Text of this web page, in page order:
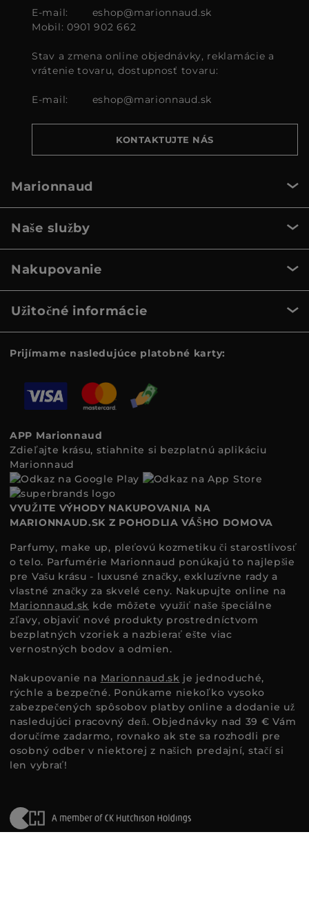
E-mail:
eshop@marionnaud.sk
Mobil: 0901 902 662
Stav a zmena online objednávky, reklamácie a
vrátenie tovaru, dostupnosť tovaru:
E-mail: eshop@marionnaud.sk
KONTAKTUJTE NÁS
Marionnaud
Naše služby
Nakupovanie
Užitočné informácie
Prijímame nasledujúce platobné karty:
APP Marionnaud
Zdieľajte krásu, stiahnite si bezplatnú aplikáciu
Marionnaud
VYUŽITE VÝHODY NAKUPOVANIA NA
MARIONNAUD.SK Z POHODLIA VÁŠHO DOMOVA
Parfumy, make up, pleťovú kozmetiku či starostlivosť
o telo. Parfumérie Marionnaud ponúkajú to najlepšie
pre Vašu krásu - luxusné značky, exkluzívne rady a
vlastné značky za skvelé ceny. Nakupujte online na
Marionnaud.sk kde môžete využiť naše špeciálne
zľavy, objaviť nové produkty prostredníctvom
bezplatných vzoriek a nazbierať ešte viac
vernostných bodov a odmien.
Nakupovanie na Marionnaud.sk je jednoduché,
rýchle a bezpečné. Ponúkame niekoľko vysoko
zabezpečených spôsobov platby online a dodanie už
nasledujúci pracovný deň. Objednávky nad 39 € Vám
doručíme zadarmo, rovnako ak ste sa rozhodli pre
osobný odber v niektorej z našich predajní, stačí si
len vybrať!